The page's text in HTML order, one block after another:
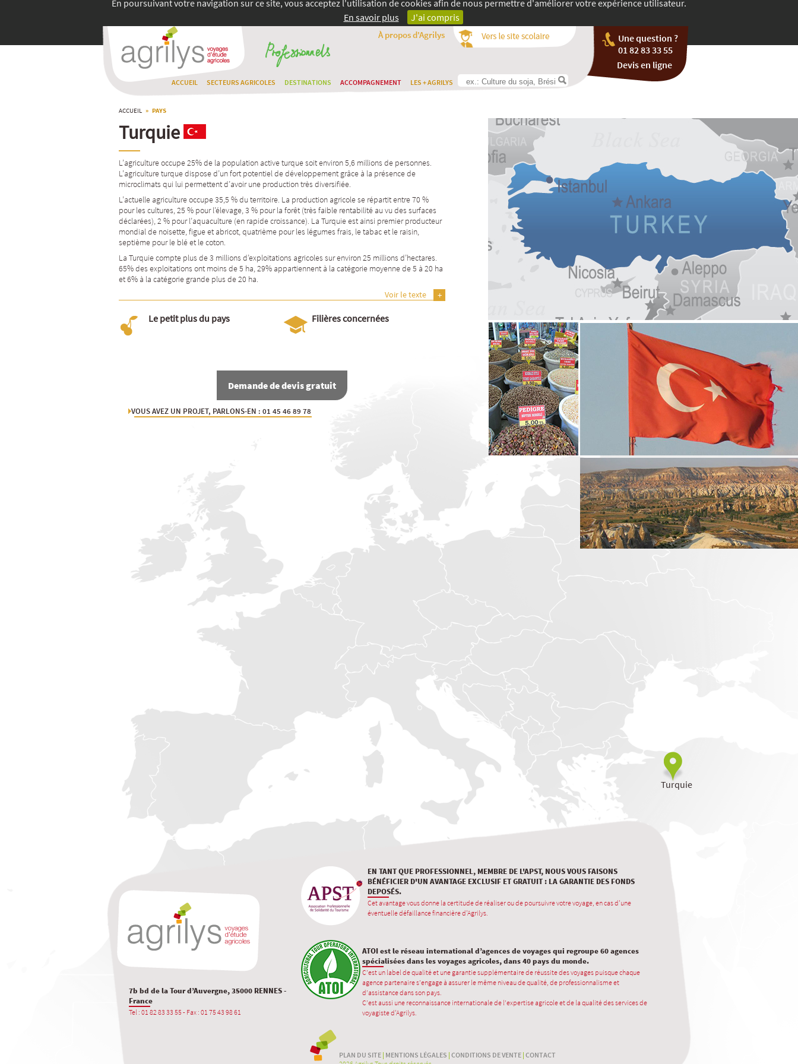
En poursuivant votre navigation sur ce site, vous acceptez l'utilisation de cookies afin de nous permettre d'améliorer votre expérience utilisateur.
En savoir plus
J'ai compris
Une question ?
01 82 83 33 55
Devis en ligne
À propos d'Agrilys
ACCUEIL SECTEURS AGRICOLES DESTINATIONS ACCOMPAGNEMENT LES + AGRILYS
ACCUEIL » PAYS
Turquie
L’agriculture occupe 25% de la population active turque soit environ 5,6 millions de personnes.
L’agriculture turque dispose d’un fort potentiel de développement grâce à la présence de
microclimats qui lui permettent d’avoir une production très diversifiée.
L’actuelle agriculture occupe 35,5 % du territoire. La production agricole se répartit entre 70 %
pour les cultures, 25 % pour l’élevage, 3 % pour la forêt (très faible rentabilité au vu des surfaces
déclarées), 2 % pour l’aquaculture (en rapide croissance). La Turquie est ainsi premier producteur
mondial de noisette, figue et abricot, quatrième pour les légumes frais, le tabac et le raisin,
septième pour le blé et le coton.
La Turquie compte plus de 3 millions d’exploitations agricoles sur environ 25 millions d’hectares.
65% des exploitations ont moins de 5 ha, 29% appartiennent à la catégorie moyenne de 5 à 20 ha
et 6% à la catégorie grande plus de 20 ha.
Voir le texte
Le petit plus du pays Filières concernées
Demande de devis gratuit
VOUS AVEZ UN PROJET, PARLONS-EN : 01 45 46 89 78
Turquie
7b bd de la Tour d’Auvergne, 35000 RENNES -
France
Tel : 01 82 83 33 55 - Fax : 01 75 43 98 61
EN TANT QUE PROFESSIONNEL, MEMBRE DE L'APST, NOUS VOUS FAISONS
BÉNÉFICIER D'UN AVANTAGE EXCLUSIF ET GRATUIT : LA GARANTIE DES FONDS
DEPOSÉS.
Cet avantage vous donne la certitude de réaliser ou de poursuivre votre voyage, en cas d'une
éventuelle défaillance financière d'Agrilys.
ATOI est le réseau international d’agences de voyages qui regroupe 60 agences
spécialisées dans les voyages agricoles, dans 40 pays du monde.
C’est un label de qualité et une garantie supplémentaire de réussite des voyages puisque chaque
agence partenaire s’engage à assurer le même niveau de qualité, de professionnalisme et
d’assistance dans son pays.
C’est aussi une reconnaissance internationale de l’expertise agricole et de la qualité des services de
voyagiste d'Agrilys.
PLAN DU SITE | MENTIONS LÉGALES | CONDITIONS DE VENTE | CONTACT